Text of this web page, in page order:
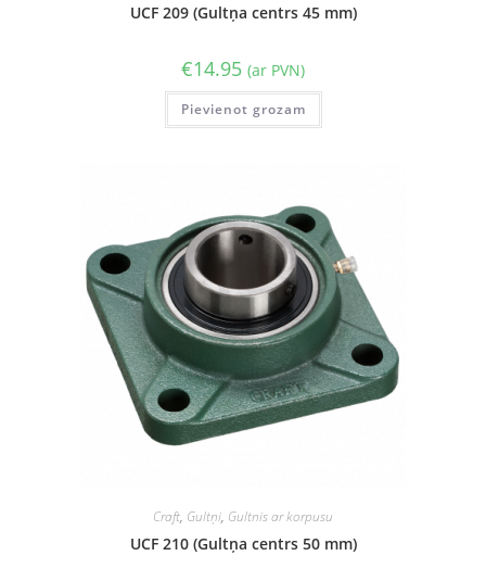
UCF 209 (Gultņa centrs 45 mm)
€14.95 (ar PVN)
Pievienot grozam
Craft, Gultņi, Gultnis ar korpusu
UCF 210 (Gultņa centrs 50 mm)